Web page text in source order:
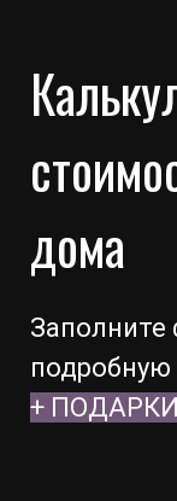
дома
Заполните
подробную
+